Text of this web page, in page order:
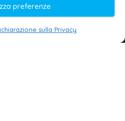
preferenze
sulla Privacy
responsabile:
G. Masciullo